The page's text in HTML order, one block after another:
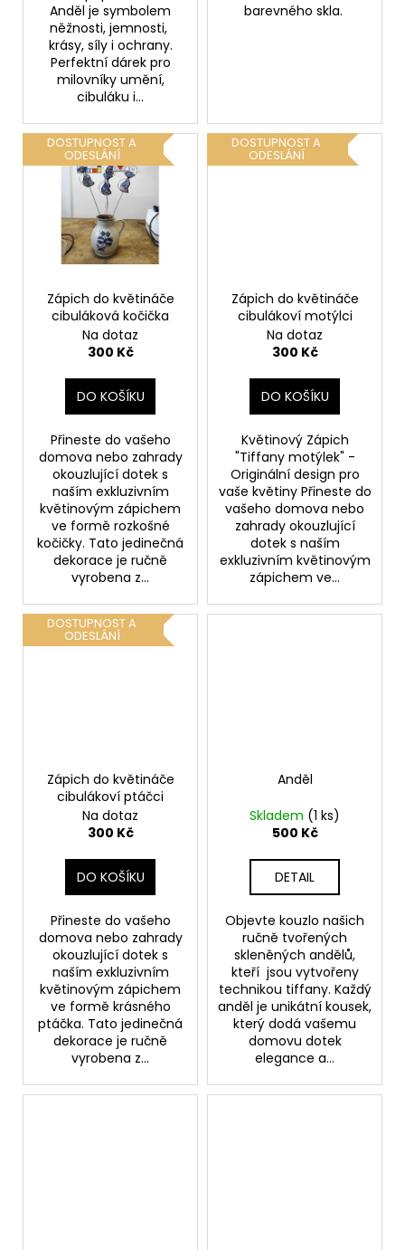
Anděl je symbolem
něžnosti, jemnosti,
krásy, síly i ochrany.
Perfektní dárek pro
milovníky umění,
cibuláku i...
barevného skla.
DOSTUPNOST A
ODESLÁNÍ
Zápich do květináče
cibuláková kočička
Na dotaz
300 Kč
DO KOŠÍKU
Přineste do vašeho
domova nebo zahrady
okouzlující dotek s
naším exkluzivním
květinovým zápichem
ve formě rozkošné
kočičky. Tato jedinečná
dekorace je ručně
vyrobena z...
DOSTUPNOST A
ODESLÁNÍ
Zápich do květináče
cibulákoví motýlci
Na dotaz
300 Kč
DO KOŠÍKU
Květinový Zápich
"Tiffany motýlek" -
Originální design pro
vaše květiny Přineste do
vašeho domova nebo
zahrady okouzlující
dotek s naším
exkluzivním květinovým
zápichem ve...
DOSTUPNOST A
ODESLÁNÍ
Zápich do květináče
cibulákoví ptáčci
Na dotaz
300 Kč
DO KOŠÍKU
Přineste do vašeho
domova nebo zahrady
okouzlující dotek s
naším exkluzivním
květinovým zápichem
ve formě krásného
ptáčka. Tato jedinečná
dekorace je ručně
vyrobena z...
Anděl
Skladem (1 ks)
500 Kč
DETAIL
Objevte kouzlo našich
ručně tvořených
skleněných andělů,
kteří jsou vytvořeny
technikou tiffany. Každý
anděl je unikátní kousek,
který dodá vašemu
domovu dotek
elegance a...